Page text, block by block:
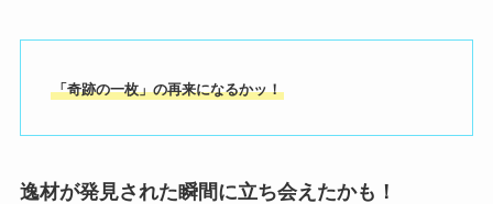
「奇跡の一枚」の再来になるかッ！
逸材が発見された瞬間に立ち会えたかも！